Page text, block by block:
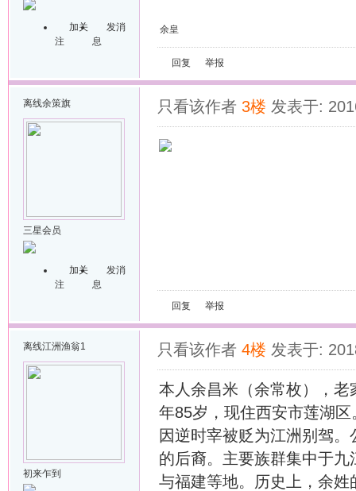
加关
注
发消
息
余皇
回复 举报
离线余策旗
三星会员
加关
注
发消
息
只看该作者 3楼 发表于:
回复 举报
离线江洲渔翁1
初来乍到
只看该作者 4楼 发表于:
本人余昌米（余常枚），
年85岁，现住西安市莲湖
因逆时宰被贬为江洲别驾
的后裔。主要族群集中于
与福建等地。历史上，余